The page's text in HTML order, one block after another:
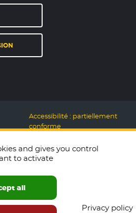
Accessibilité : partiellement
conforme
Responsable
Plan du site
and gives you control
to activate
all
Privacy policy